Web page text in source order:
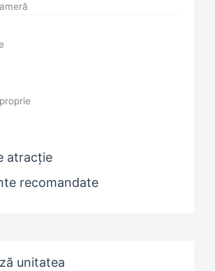
atracție
recomandate
unitatea